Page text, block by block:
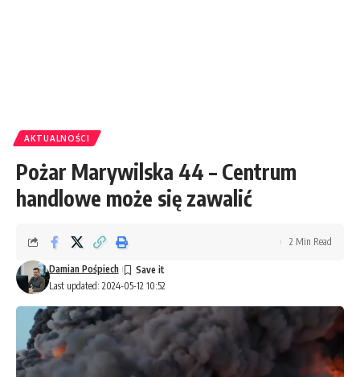
AKTUALNOŚCI
Pożar Marywilska 44 – Centrum
handlowe może się zawalić
Last updated: 2024-05-12 10:52
Damian Pośpiech
2 Min Read